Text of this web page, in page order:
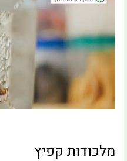
מלכודות קפיץ